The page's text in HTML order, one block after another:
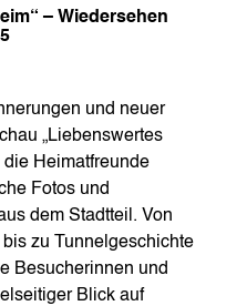
– Wiedersehen
und neuer
„Liebenswertes
die Heimatfreunde
Fotos und
dem Stadtteil. Von
zu Tunnelgeschichte
Besucherinnen und
Blick auf